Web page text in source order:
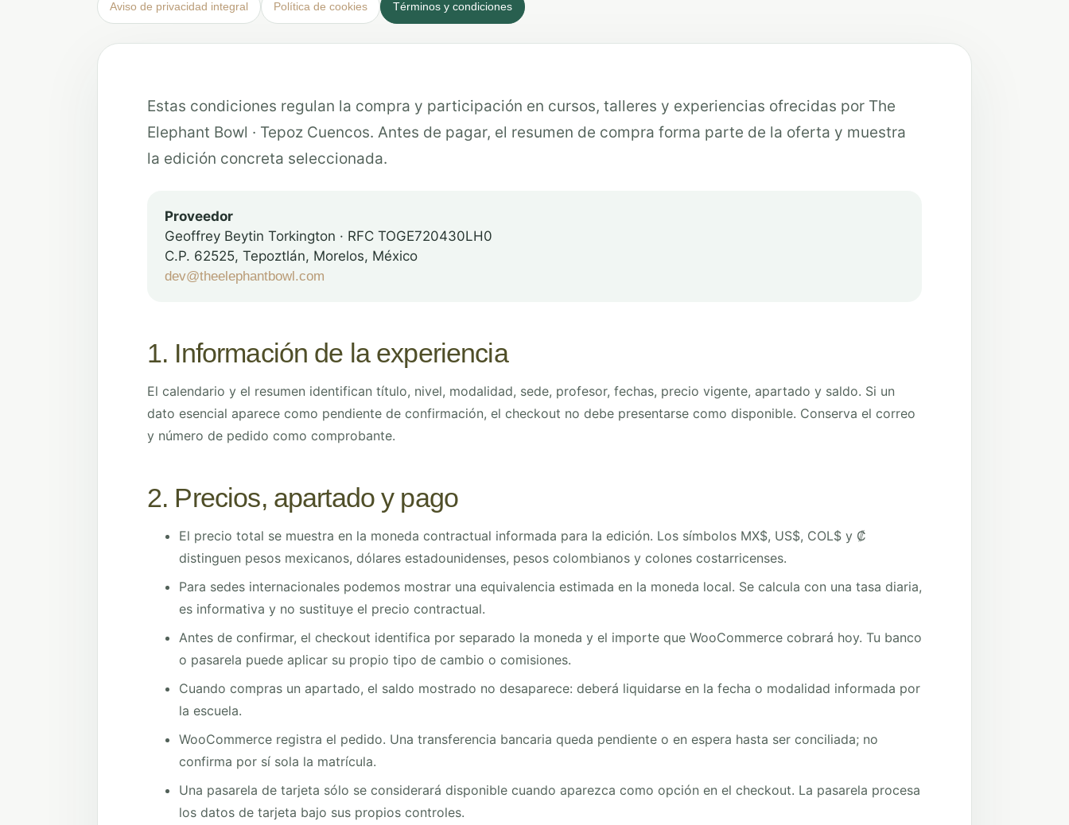
Aviso de privacidad integral Política de cookies Términos y condiciones
Estas condiciones regulan la compra y participación en cursos, talleres y experiencias ofrecidas por The
Elephant Bowl · Tepoz Cuencos. Antes de pagar, el resumen de compra forma parte de la oferta y muestra
la edición concreta seleccionada.
Proveedor
Geoffrey Beytin Torkington · RFC TOGE720430LH0
C.P. 62525, Tepoztlán, Morelos, México
dev@theelephantbowl.com
1. Información de la experiencia
El calendario y el resumen identifican título, nivel, modalidad, sede, profesor, fechas, precio vigente, apartado y saldo. Si un
dato esencial aparece como pendiente de confirmación, el checkout no debe presentarse como disponible. Conserva el correo
y número de pedido como comprobante.
2. Precios, apartado y pago
El precio total se muestra en la moneda contractual informada para la edición. Los símbolos MX$, US$, COL$ y ₡
distinguen pesos mexicanos, dólares estadounidenses, pesos colombianos y colones costarricenses.
Para sedes internacionales podemos mostrar una equivalencia estimada en la moneda local. Se calcula con una tasa diaria,
es informativa y no sustituye el precio contractual.
Antes de confirmar, el checkout identifica por separado la moneda y el importe que WooCommerce cobrará hoy. Tu banco
o pasarela puede aplicar su propio tipo de cambio o comisiones.
Cuando compras un apartado, el saldo mostrado no desaparece: deberá liquidarse en la fecha o modalidad informada por
la escuela.
WooCommerce registra el pedido. Una transferencia bancaria queda pendiente o en espera hasta ser conciliada; no
confirma por sí sola la matrícula.
Una pasarela de tarjeta sólo se considerará disponible cuando aparezca como opción en el checkout. La pasarela procesa
los datos de tarjeta bajo sus propios controles.